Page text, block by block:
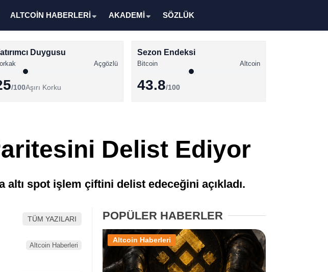
Altcoin Haberleri
Solana Haberleri
Memecoin Haberleri
Stablecoin Haberleri
ALTCOİN HABERLERİ AKADEMİ SÖZLÜK
Duygusu
Açgözlü
/100Aşırı Korku
Sezon Endeksi
Bitcoin Altcoin
43.8/100
Delist Ediyor
altı spot işlem çiftini delist edeceğini açıkladı.
TÜM YAZILARI
Altcoin Haberleri
POPÜLER HABERLER
Altcoin Haberleri